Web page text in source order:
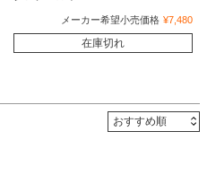
メーカー希望小売価格 ¥7,480
在庫切れ